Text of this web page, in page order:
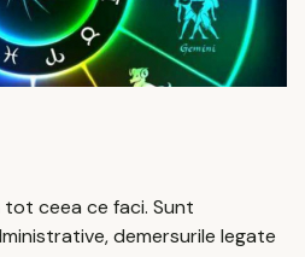
ceea ce faci. Sunt
demersurile legate